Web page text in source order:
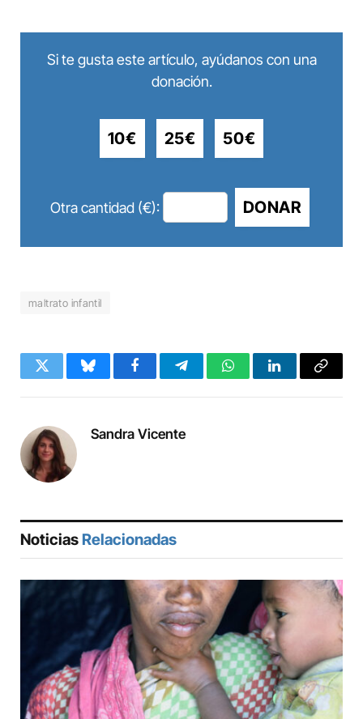
Si te gusta este artículo, ayúdanos con una
donación.
10€ 25€ 50€
Otra cantidad (€): DONAR
maltrato infantil
Twitter BlueskyFacebookTelegramWhatsAppLinkedInCopy
Sandra Vicente
Noticias Relacionadas